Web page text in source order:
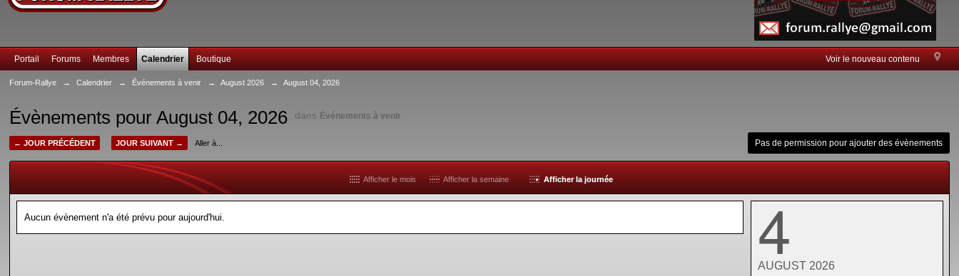
Voir le nouveau contenu
Portail Forums Membres Calendrier Boutique
Forum-Rallye → Calendrier → Événements à venir → August 2026 → August 04, 2026
Évènements pour August 04, 2026 dans Événements à venir
← JOUR PRÉCÉDENT JOUR SUIVANT → Aller à... Pas de permission pour ajouter des évènements
Afficher le mois Afficher la semaine Afficher la journée
Aucun évènement n'a été prévu pour aujourd'hui. 4
AUGUST 2026